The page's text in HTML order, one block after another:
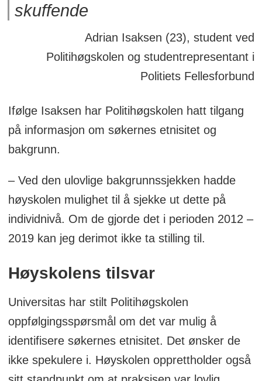
skuffende
Adrian Isaksen (23), student ved
Politihøgskolen og studentrepresentant i
Politiets Fellesforbund
Ifølge Isaksen har Politihøgskolen hatt tilgang
på informasjon om søkernes etnisitet og
bakgrunn.
– Ved den ulovlige bakgrunnssjekken hadde
høyskolen mulighet til å sjekke ut dette på
individnivå. Om de gjorde det i perioden 2012 –
2019 kan jeg derimot ikke ta stilling til.
Høyskolens tilsvar
Universitas har stilt Politihøgskolen
oppfølgingsspørsmål om det var mulig å
identifisere søkernes etnisitet. Det ønsker de
ikke spekulere i. Høyskolen opprettholder også